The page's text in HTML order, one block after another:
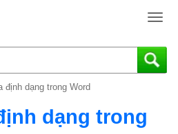
T
g
g
định dạng trong Word
dạng trong